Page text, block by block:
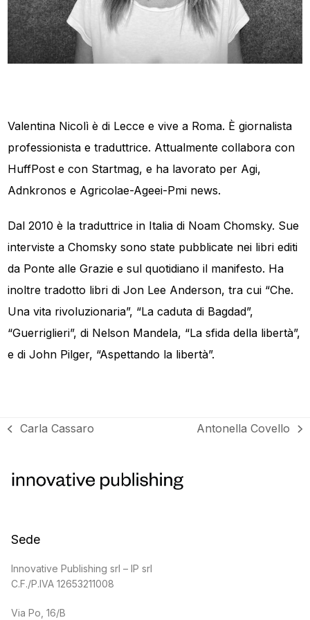
Valentina Nicolì è di Lecce e vive a Roma. È giornalista
professionista e traduttrice. Attualmente collabora con
HuffPost e con Startmag, e ha lavorato per Agi,
Adnkronos e Agricolae-Ageei-Pmi news.
Dal 2010 è la traduttrice in Italia di Noam Chomsky. Sue
interviste a Chomsky sono state pubblicate nei libri editi
da Ponte alle Grazie e sul quotidiano il manifesto. Ha
inoltre tradotto libri di Jon Lee Anderson, tra cui “Che.
Una vita rivoluzionaria”, “La caduta di Bagdad”,
“Guerriglieri”, di Nelson Mandela, “La sfida della libertà”,
e di John Pilger, “Aspettando la libertà”.
Carla Cassaro Antonella Covello
Sede
Innovative Publishing srl – IP srl
C.F./P.IVA 12653211008
Via Po, 16/B